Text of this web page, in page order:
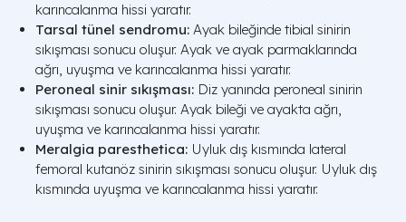
karıncalanma hissi yaratır.
Tarsal tünel sendromu: Ayak bileğinde tibial sinirin
sıkışması sonucu oluşur. Ayak ve ayak parmaklarında
ağrı, uyuşma ve karıncalanma hissi yaratır.
Peroneal sinir sıkışması: Diz yanında peroneal sinirin
sıkışması sonucu oluşur. Ayak bileği ve ayakta ağrı,
uyuşma ve karıncalanma hissi yaratır.
Meralgia paresthetica: Uyluk dış kısmında lateral
femoral kutanöz sinirin sıkışması sonucu oluşur. Uyluk dış
kısmında uyuşma ve karıncalanma hissi yaratır.